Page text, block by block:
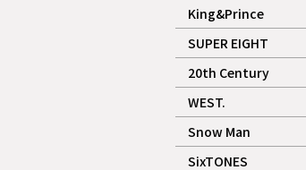
King&Prince
記事
SUPER EIGHT
記事
20th Century
記事
WEST.
記事
Snow Man
記事
SixTONES